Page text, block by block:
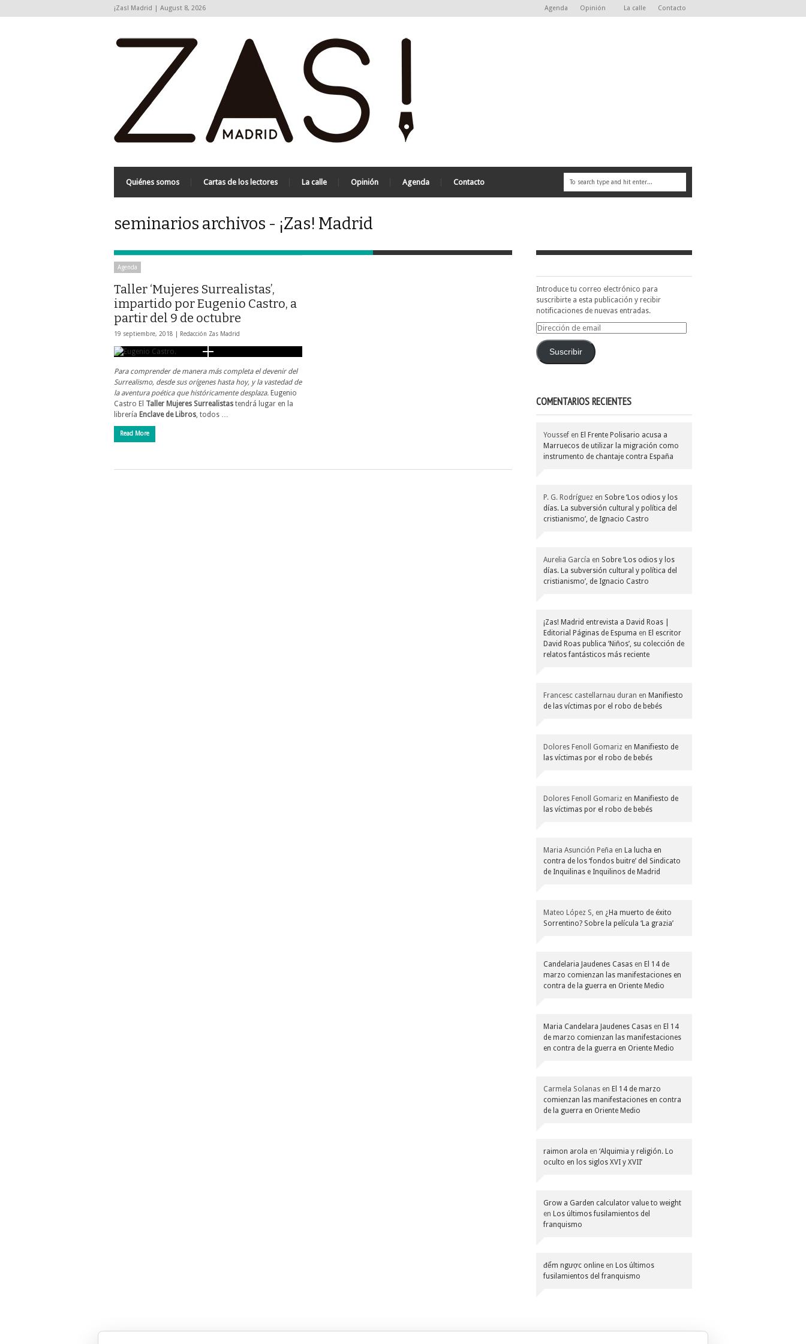
¡Zas! Madrid | August 8, 2026 Agenda Opinión La calle Contacto
Quiénes somos Cartas de los lectores La calle Opinión Agenda Contacto
seminarios archivos - ¡Zas! Madrid
Agenda
Taller ‘Mujeres Surrealistas’,
impartido por Eugenio Castro, a
partir del 9 de octubre
19 septiembre, 2018 | Redacción Zas Madrid
Para comprender de manera más completa el devenir del
Surrealismo, desde sus orígenes hasta hoy, y la vastedad de
la aventura poética que históricamente desplaza. Eugenio
Castro El Taller Mujeres Surrealistas tendrá lugar en la
librería Enclave de Libros, todos …
Read More
Introduce tu correo electrónico para
suscribirte a esta publicación y recibir
notificaciones de nuevas entradas.
Dirección
emailSuscribir
COMENTARIOS RECIENTES
Youssef en El Frente Polisario acusa a
Marruecos de utilizar la migración como
instrumento de chantaje contra España
P. G. Rodríguez en Sobre ‘Los odios y los
días. La subversión cultural y política del
cristianismo’, de Ignacio Castro
Aurelia García en Sobre ‘Los odios y los
días. La subversión cultural y política del
cristianismo’, de Ignacio Castro
¡Zas! Madrid entrevista a David Roas |
Editorial Páginas de Espuma en El escritor
David Roas publica ‘Niños’, su colección de
relatos fantásticos más reciente
Francesc castellarnau duran en Manifiesto
de las víctimas por el robo de bebés
Dolores Fenoll Gomariz en Manifiesto de
las víctimas por el robo de bebés
Dolores Fenoll Gomariz en Manifiesto de
las víctimas por el robo de bebés
Maria Asunción Peña en La lucha en
contra de los ‘fondos buitre’ del Sindicato
de Inquilinas e Inquilinos de Madrid
Mateo López S, en ¿Ha muerto de éxito
Sorrentino? Sobre la película ‘La grazia’
Candelaria Jaudenes Casas en El 14 de
marzo comienzan las manifestaciones en
contra de la guerra en Oriente Medio
Maria Candelara Jaudenes Casas en El 14
de marzo comienzan las manifestaciones
en contra de la guerra en Oriente Medio
Carmela Solanas en El 14 de marzo
comienzan las manifestaciones en contra
de la guerra en Oriente Medio
raimon arola en ‘Alquimia y religión. Lo
oculto en los siglos XVI y XVII’
Grow a Garden calculator value to weight
en Los últimos fusilamientos del
franquismo
đếm ngược online en Los últimos
fusilamientos del franquismo